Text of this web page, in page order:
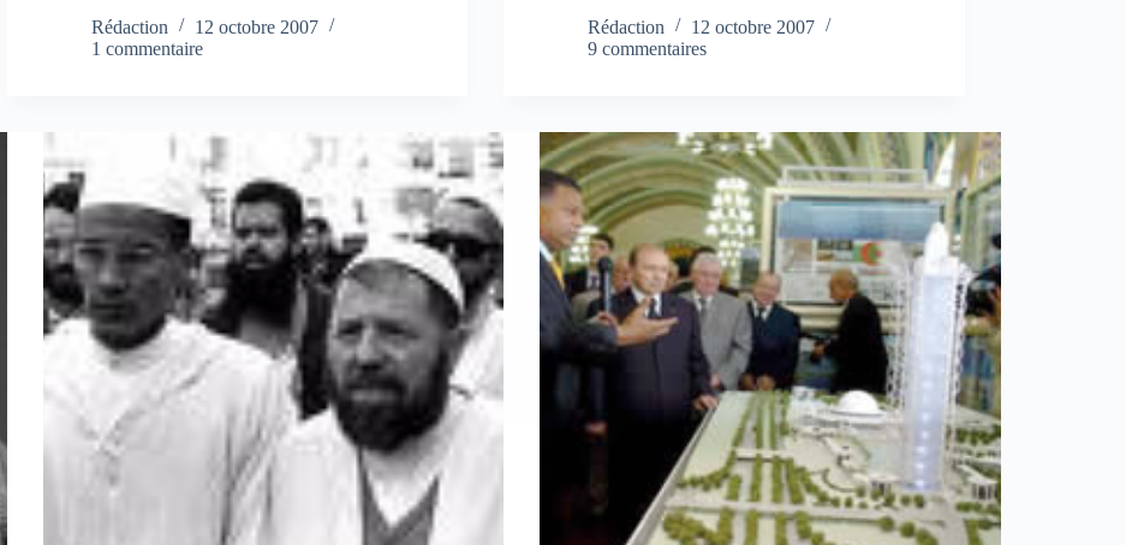
Rédaction
12 octobre 2007
1 commentaire
Rédaction
12 octobre 2007
9 commentaires